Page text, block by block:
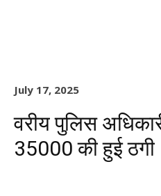
July 17, 2025
वरीय पुलिस
35000 की हुई ठगी